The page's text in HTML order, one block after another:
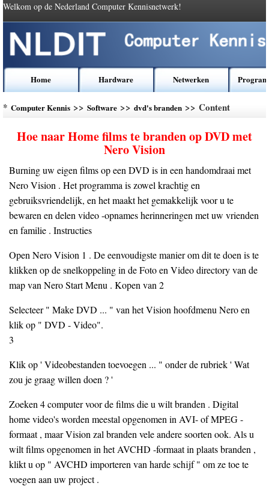
Welkom op de Nederland Computer Kennisnetwerk!
Home Hardware Netwerken
* Computer Kennis >> Software >> dvd's branden >> Content
Hoe naar Home films te branden op DVD met
Nero Vision
Burning uw eigen films op een DVD is in een handomdraai met
Nero Vision . Het programma is zowel krachtig en
gebruiksvriendelijk, en het maakt het gemakkelijk voor u te
bewaren en delen video -opnames herinneringen met uw vrienden
en familie . Instructies
Open Nero Vision 1 . De eenvoudigste manier om dit te doen is te
klikken op de snelkoppeling in de Foto en Video directory van de
map van Nero Start Menu . Kopen van 2
Selecteer " Make DVD ... " van het Vision hoofdmenu Nero en
klik op " DVD - Video".
3
Klik op ' Videobestanden toevoegen ... " onder de rubriek ' Wat
zou je graag willen doen ? '
Zoeken 4 computer voor de films die u wilt branden . Digital
home video's worden meestal opgenomen in AVI- of MPEG -
formaat , maar Vision zal branden vele andere soorten ook. Als u
wilt films opgenomen in het AVCHD -formaat in plaats branden ,
klikt u op " AVCHD importeren van harde schijf " om ze toe te
voegen aan uw project .